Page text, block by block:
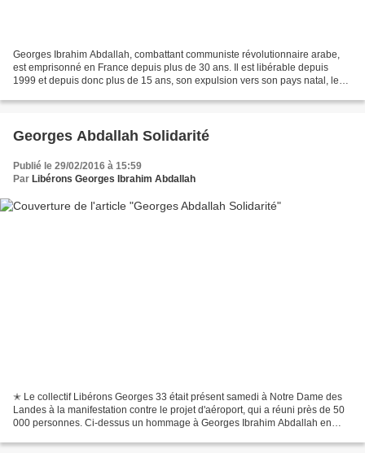
Georges Ibrahim Abdallah, combattant communiste révolutionnaire arabe,
est emprisonné en France depuis plus de 30 ans. Il est libérable depuis
1999 et depuis donc plus de 15 ans, son expulsion vers son pays natal, le
Georges Abdallah Solidarité
Publié le 29/02/2016 à 15:59
Par Libérons Georges Ibrahim Abdallah
✭ Le collectif Libérons Georges 33 était présent samedi à Notre Dame des
Landes à la manifestation contre le projet d'aéroport, qui a réuni près de 50
000 personnes. Ci-dessus un hommage à Georges Ibrahim Abdallah en